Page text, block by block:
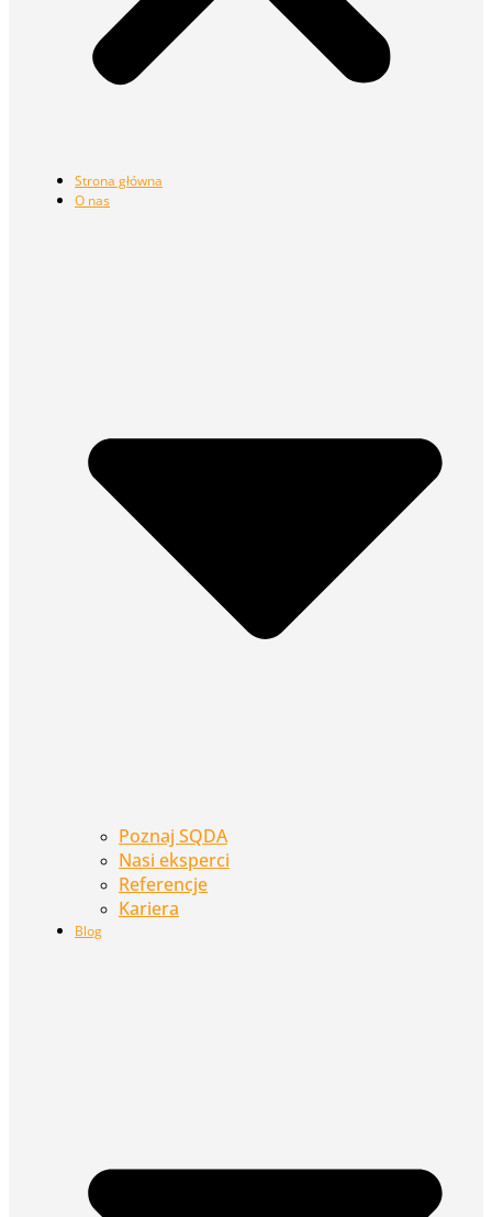
Strona główna
O nas
Poznaj SQDA
Nasi eksperci
Referencje
Kariera
Blog